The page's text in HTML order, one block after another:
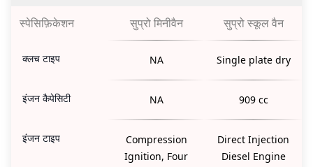
स्पेसिफ़िकेशन सुप्रो मिनीवैन सुप्रो स्कूल वैन
क्लच टाइप NA Single plate dry
इंजन कैपेसिटी NA 909 cc
इंजन टाइप
Compression
Ignition, Four
Direct Injection
Diesel Engine